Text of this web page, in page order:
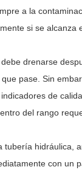
a la
si se alcanza
drenarse
pase. Sin
de
del rango
tubería hidráulica,
con un